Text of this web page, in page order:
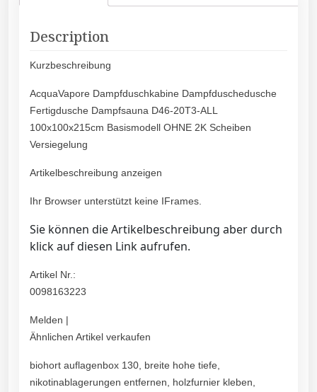
Description
Kurzbeschreibung
AcquaVapore Dampfduschkabine Dampfduschedusche
Fertigdusche Dampfsauna D46-20T3-ALL
100x100x215cm Basismodell OHNE 2K Scheiben
Versiegelung
Artikelbeschreibung anzeigen
Ihr Browser unterstützt keine IFrames.
Sie können die Artikelbeschreibung aber durch
klick auf diesen Link aufrufen.
Artikel Nr.:
0098163223
Melden |
Ähnlichen Artikel verkaufen
biohort auflagenbox 130, breite hohe tiefe,
nikotinablagerungen entfernen, holzfurnier kleben,